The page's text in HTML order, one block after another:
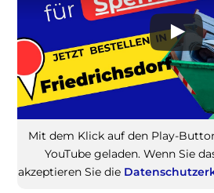
Mit dem Klick auf den Play-
YouTube geladen. Wenn Sie
akzeptieren Sie die